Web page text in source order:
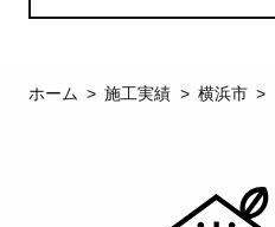
ホーム 施工実績 横浜市